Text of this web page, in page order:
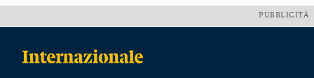
PUBBLICITÀ